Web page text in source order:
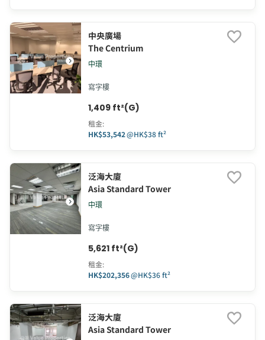
中央廣場
The Centrium
中環
寫字樓
1,409 ft²(G)
租金:
HK$53,542@HK$38 ft²
泛海大廈
Asia Standard Tower
中環
寫字樓
5,621 ft²(G)
租金:
HK$202,356@HK$36 ft²
泛海大廈
Asia Standard Tower